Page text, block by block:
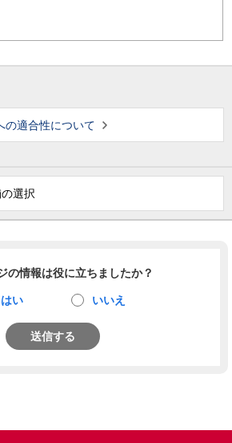
の適合性について
選択
の情報は役に立ちましたか？
はい いいえ
送信する